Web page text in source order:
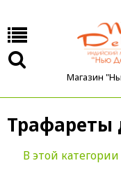
Магазин
Трафареты
В этой